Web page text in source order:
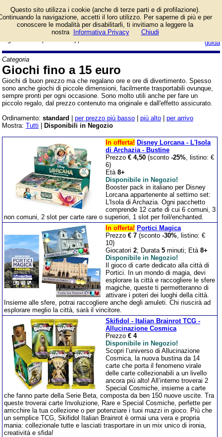
guida
Giochi da tavolo e di
carte con un prezzo
limitato. Sono di molti
tipi diversi e sono ideali per fare
Categoria
Giochi fino a 15 euro
Giochi di buon prezzo ma che regalano ore e ore di divertimento. Spesso
sono anche giochi di piccole dimensioni, facilmente trasportabili ovunque,
sempre pronti per ogni occasione. Sono molto utili anche per fare un
piccolo regalo, dal prezzo contenuto ma originale e dall'effetto assicurato.
Ordinamento: standard per prezzo più basso più alto
per arrivo
Mostra: Tutti Disponibili in Negozio
In offerta! Disney Lorcana - L'Isola
di Archazia - Bustine
Prezzo € 4,50 (sconto -25%, listino: €
6)
Età 8+
Disponibile in Negozio!
Booster pack in italiano per Disney
Lorcana appartenente al settimo set:
L'Isola di Archazia. Ogni pacchetto
comprende 12 carte di cui 6 comuni, 3
non comuni, 2 slot per carte rare o superiori, 1 slot per foil/enchanted.
In offerta! Portici Magica
Prezzo € 7 (sconto -30%, listino: €
10)
Giocatori 2; Durata 5 minuti; Età 8+
Disponibile in Negozio!
Il gioco di carte dedicato alla città di
Portici. In un mondo di magia, devi
esplorare la città e raccogliere le sfere
magiche, queste ti permetteranno di
attivare i poteri dei luoghi della città.
Insieme alle sfere, potrai raccogliere anche degli amuleti. Chi riuscirà ad
esplorare meglio la città, sarà il vincitore.
Skifidol - Italian Brainrot TCG -
Allucinazione Cosmica
Prezzo € 4
Disponibile in Negozio!
Scopri l’universo di Allucinazione
Cosmica, la nuova bustina da 14
carte che porta il fenomeno virale
delle carte collezionabili a un livello
ancora più alto! All’interno troverai 2
Special Cosmiche, insieme a carte
che fanno parte della Serie Beta, composta da ben 150 nuove uscite. Tra
queste troverai carte Involuzione, Rare e Special Cosmiche, perfette per
arricchire la tua collezione o per potenziare i tuoi mazzi in gioco. Più che
un semplice TCG, Skifidol Italian Brainrot è ormai una vera e propria
mania: collezionale tutte e lasciati trasportare in un mix unico di ironia,
creatività e sfida!
Questo sito utilizza i cookie (anche di terze parti e di profilazione).
la navigazione, accetti il loro utilizzo. Per saperne di più e per
conoscere le modalità per disabilitarli, ti invitiamo a leggere la
nostra
Informativa Privacy Chiudi